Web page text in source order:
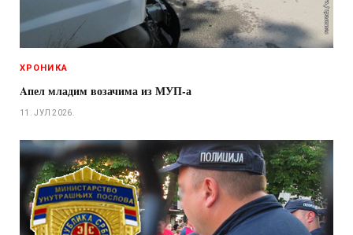
ХРОНИКА
Aпел младим возачима из МУП-а
11. ЈУЛ 2026.